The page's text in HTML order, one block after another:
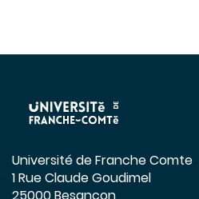
Université de Franche Comte
1 Rue Claude Goudimel
25000 Besançon